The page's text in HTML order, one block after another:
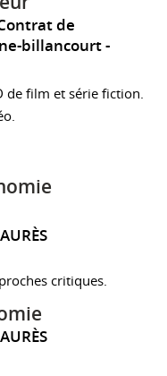
de
billancourt
de film et série fiction.
critiques.